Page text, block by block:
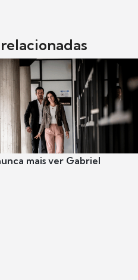
mais ver Gabriel